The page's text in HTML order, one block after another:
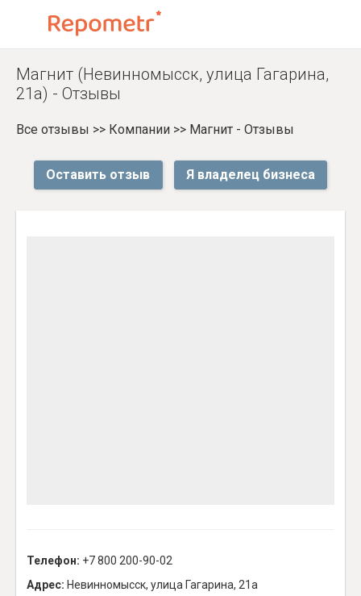
Магнит (Невинномысск, улица Гагарина,
21а) - Отзывы
Все отзывы >> Компании >> Магнит - Отзывы
Оставить отзыв Я владелец бизнеса
Телефон: +7 800 200-90-02
Адрес: Невинномысск, улица Гагарина, 21а